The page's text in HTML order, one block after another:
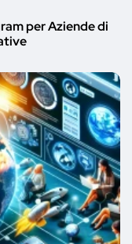
per Aziende di